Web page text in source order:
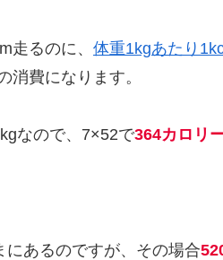
走るのに、 体重1kgあたり
消費になります。
なので、7×52で364カロリ
にあるのですが、その場合